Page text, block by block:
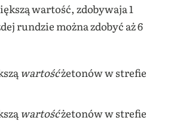
wartość, zdobywaja 1
rundzie można zdobyć aż 6
wartośćżetonów w strefie
wartośćżetonów w strefie